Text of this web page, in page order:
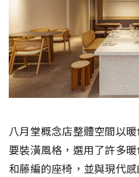
八月堂概念店整體空間以
要裝潢風格，選用了許多
和藤編的座椅，並與現代